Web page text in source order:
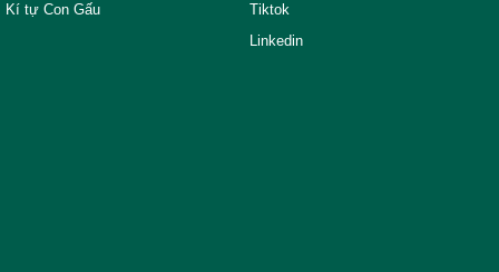
Kí tự Con Gấu
Tiktok
Linkedin